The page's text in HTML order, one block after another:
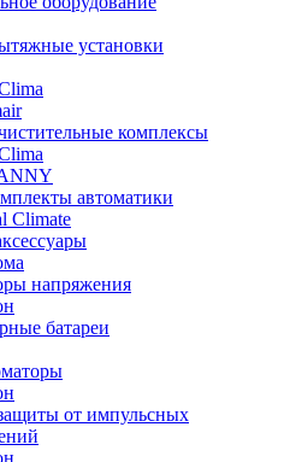
установки
комплексы
автоматики
Climate
напряжения
батареи
от импульсных